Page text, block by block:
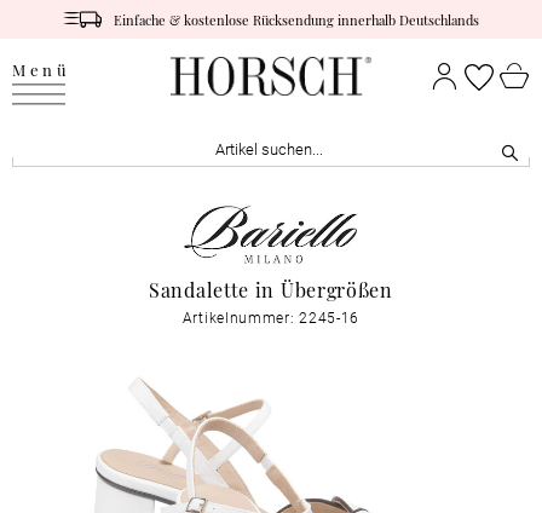
Einfache & kostenlose Rücksendung innerhalb Deutschlands
Menü
Sandalette in Übergrößen
Artikelnummer: 2245-16